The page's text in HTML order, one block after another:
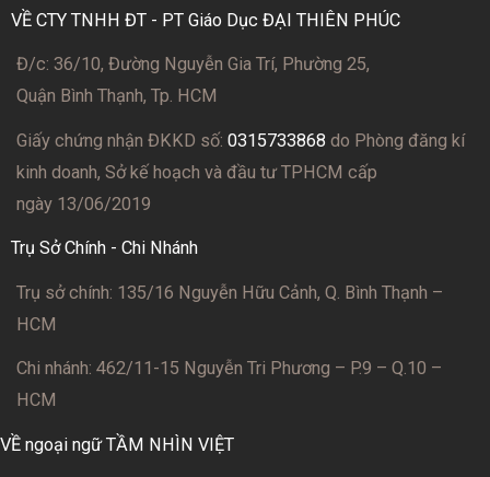
VỀ CTY TNHH ĐT - PT Giáo Dục ĐẠI THIÊN PHÚC
Đ/c: 36/10, Đường Nguyễn Gia Trí, Phường 25,
Quận Bình Thạnh, Tp. HCM
Giấy chứng nhận ĐKKD số: 0315733868 do Phòng đăng kí
kinh doanh, Sở kế hoạch và đầu tư TPHCM cấp
ngày 13/06/2019
Trụ Sở Chính - Chi Nhánh
Trụ sở chính: 135/16 Nguyễn Hữu Cảnh, Q. Bình Thạnh –
HCM
Chi nhánh: 462/11-15 Nguyễn Tri Phương – P.9 – Q.10 –
HCM
VỀ ngoại ngữ TẦM NHÌN VIỆT